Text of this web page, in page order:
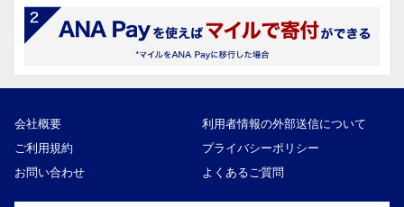
会社概要
利用者情報の外部送信について
ご利用規約
プライバシーポリシー
お問い合わせ
よくあるご質問